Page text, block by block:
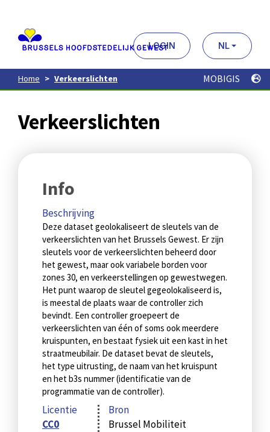
contenu
principal
LOGIN NL
Home Verkeerslichten MOBIGIS
Verkeerslichten
Info
Beschrijving
Deze dataset geolokaliseert de sleutels van de
verkeerslichten van het Brussels Gewest. Er zijn
sleutels voor de verkeerslichten beheerd door
het gewest, maar ook variabele borden voor
zones 30, en verkeerstellingen op gewestwegen.
Het punt waarop de sleutel gegeolokaliseerd is,
is meestal de plaats waar de controller zich
bevindt. Een controller groepeert de
verkeerslichten van één of soms ook meerdere
kruispunten, en bestaat fysiek uit een kast in het
straatmeubilair. De dataset bevat de sleutels,
het type uitrusting, de naam van het kruispunt
en het b3s nummer (identificatie van de
programmatie van de controller).
Licentie
CC0
Bron
Brussel Mobiliteit